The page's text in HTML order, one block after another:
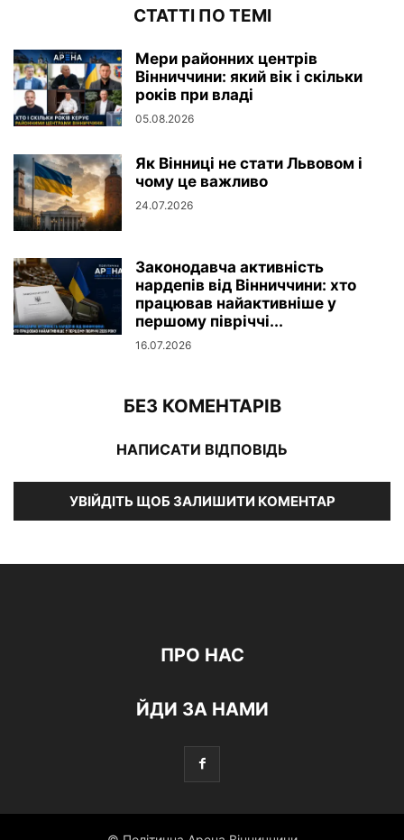
СТАТТІ ПО ТЕМІ
Мери районних центрів
Вінниччини: який вік і скільки
років при владі
05.08.2026
Як Вінниці не стати Львовом і
чому це важливо
24.07.2026
Законодавча активність
нардепів від Вінниччини: хто
працював найактивніше у
першому півріччі...
16.07.2026
БЕЗ КОМЕНТАРІВ
НАПИСАТИ ВІДПОВІДЬ
УВІЙДІТЬ ЩОБ ЗАЛИШИТИ КОМЕНТАР
ПРО НАС
ЙДИ ЗА НАМИ